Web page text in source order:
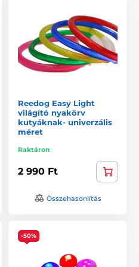
Reedog Easy Light
világító nyakörv
kutyáknak- univerzális
méret
Raktáron
2 990 Ft
Összehasonlítás
-50%